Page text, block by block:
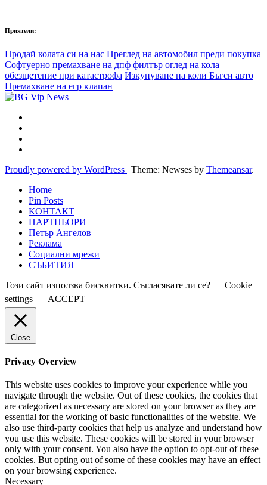
Приятели:
Продай колата си на нас Преглед на автомобил преди покупка
Софтуерно премахване на дпф филтър оглед на кола
обезщетение при катастрофа Изкупуване на коли Бъгси авто
Премахване на егр клапан
Proudly powered by WordPress | Theme: Newses by Themeansar.
Home
Pin Posts
КОНТАКТ
ПАРТНЬОРИ
Петър Ангелов
Реклама
Социални мрежи
СЪБИТИЯ
Този сайт използва бисквитки. Съгласявате ли се?
Cookie
settings
ACCEPT
Close
Privacy Overview
This website uses cookies to improve your experience while you
navigate through the website. Out of these cookies, the cookies that
are categorized as necessary are stored on your browser as they are
essential for the working of basic functionalities of the website. We
also use third-party cookies that help us analyze and understand how
you use this website. These cookies will be stored in your browser
only with your consent. You also have the option to opt-out of these
cookies. But opting out of some of these cookies may have an effect
on your browsing experience.
Necessary